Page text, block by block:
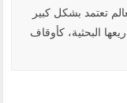
تعتمد بشكل كبير
البحثية، كأوقاف